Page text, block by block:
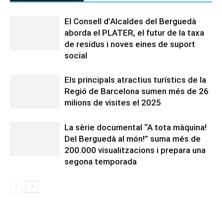
El Consell d’Alcaldes del Berguedà
aborda el PLATER, el futur de la taxa
de residus i noves eines de suport
social
Els principals atractius turístics de la
Regió de Barcelona sumen més de 26
milions de visites el 2025
La sèrie documental “A tota màquina!
Del Berguedà al món!” suma més de
200.000 visualitzacions i prepara una
segona temporada